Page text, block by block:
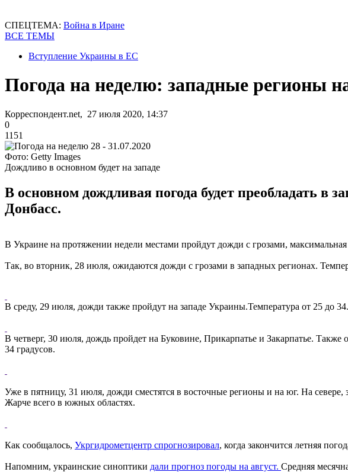
СПЕЦТЕМА: Война в Иране
ВСЕ ТЕМЫ
Вступление Украины в ЕС
Погода на неделю: западные регионы
Корреспондент.net, 27 июля 2020, 14:37
0
1151
Фото: Getty Images
Дождливо в основном будет на западе
В основном дождливая погода будет преобладать в
Донбасс.
В Украине на протяжении недели местами пройдут дожди с грозами,
Так, во вторник, 28 июля, ожидаются дожди с грозами в западных регионах.
В среду, 29 июля, дожди также пройдут на западе Украины.Температура от 25 до
В четверг, 30 июля, дождь пройдет на Буковине, Прикарпатье и Закарпатье.
34 градусов.
Уже в пятницу, 31 июля, дожди сместятся в восточные регионы и на юг. На севере,
Жарче всего в южных областях.
Как сообщалось, Укргидрометцентр спрогнозировал, когда закончится летняя
Напомним, украинские синоптики дали прогноз погоды на август. Средняя